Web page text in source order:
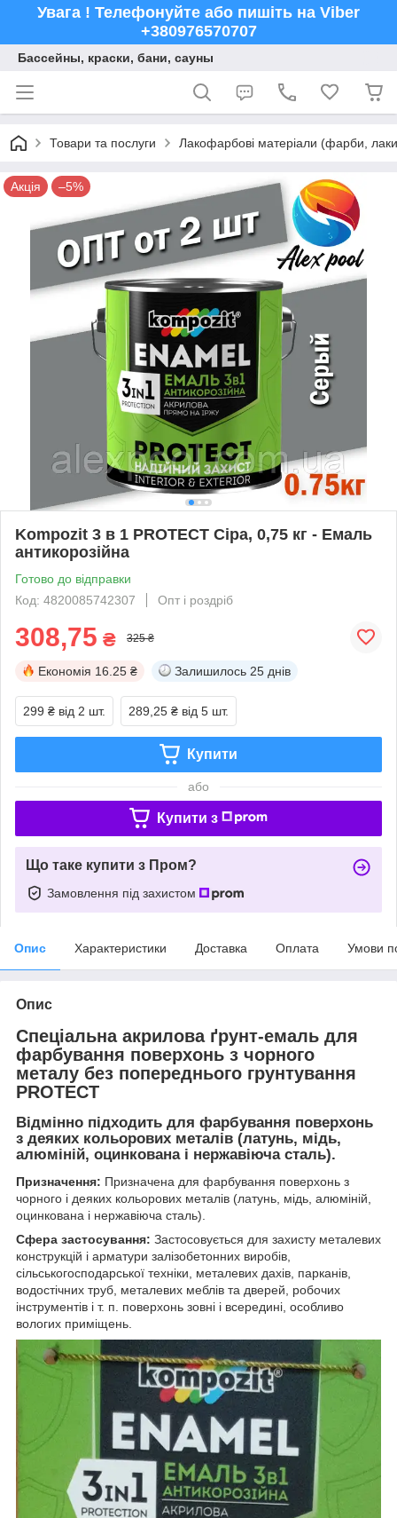
Увага ! Телефонуйте або пишіть на Viber
+380976570707
Бассейны, краски, бани, сауны
Товари та послуги Лакофарбові матеріали (фарби,
Акція –5%
Kompozit 3 в 1 PROTECT Сіра, 0,75 кг - Емаль
антикорозійна
Готово до відправки
Код: 4820085742307
Опт і роздріб
308,75 ₴ 325 ₴
Економія 16.25 ₴ Залишилось 25 днів
299 ₴ від 2 шт. 289,25 ₴ від 5 шт.
Купити
або
Купити з
Що таке купити з Пром?
Замовлення під захистом
Опис Характеристики Доставка Оплата Умови
Опис
Спеціальна акрилова ґрунт-емаль для
фарбування поверхонь з чорного
металу без попереднього грунтування
PROTECT
Відмінно підходить для фарбування поверхонь
з деяких кольорових металів (латунь, мідь,
алюміній, оцинкована і нержавіюча сталь).
Призначення: Призначена для фарбування поверхонь з
чорного і деяких кольорових металів (латунь, мідь, алюміній,
оцинкована і нержавіюча сталь).
Сфера застосування: Застосовується для захисту металевих
конструкцій і арматури залізобетонних виробів,
сільськогосподарської техніки, металевих дахів, парканів,
водостічних труб, металевих меблів та дверей, робочих
інструментів і т. п. поверхонь зовні і всередині, особливо
вологих приміщень.